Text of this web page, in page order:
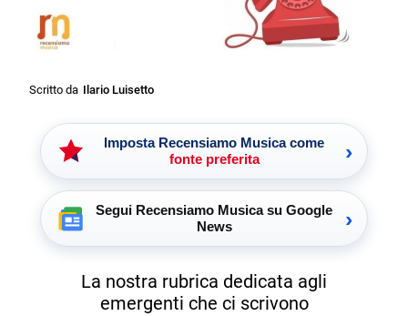
Scritto da Ilario Luisetto
Imposta Recensiamo Musica come
fonte preferita
›
Segui Recensiamo Musica su Google
News
›
La nostra rubrica dedicata agli
emergenti che ci scrivono